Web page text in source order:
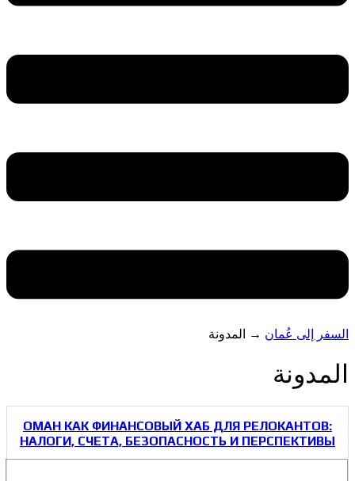
السفر إلى عُمان → المدونة
المدونة
ОМАН КАК ФИНАНСОВЫЙ ХАБ ДЛЯ РЕЛОКАНТОВ:
НАЛОГИ, СЧЕТА, БЕЗОПАСНОСТЬ И ПЕРСПЕКТИВЫ